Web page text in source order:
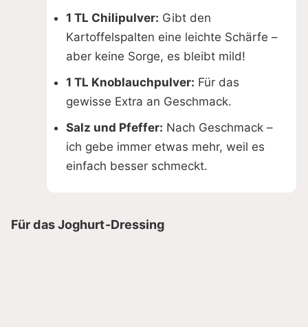
1 TL Chilipulver: Gibt den
Kartoffelspalten eine leichte Schärfe –
aber keine Sorge, es bleibt mild!
1 TL Knoblauchpulver: Für das
gewisse Extra an Geschmack.
Salz und Pfeffer: Nach Geschmack –
ich gebe immer etwas mehr, weil es
einfach besser schmeckt.
Für das Joghurt-Dressing